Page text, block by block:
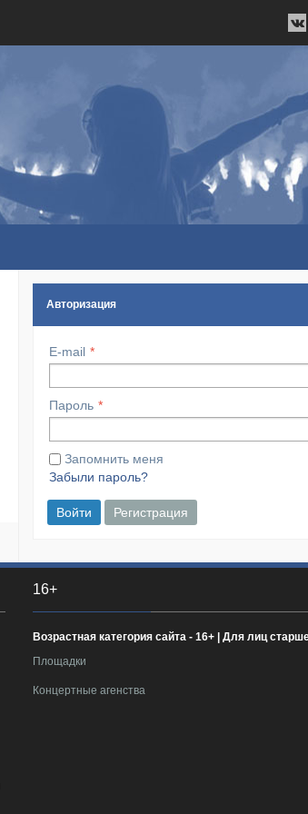
Авторизация
E-mail
Пароль
Запомнить меня
Забыли пароль?
Войти Регистрация
16+
Возрастная категория сайта - 16+ | Для лиц
Площадки
Концертные агенства